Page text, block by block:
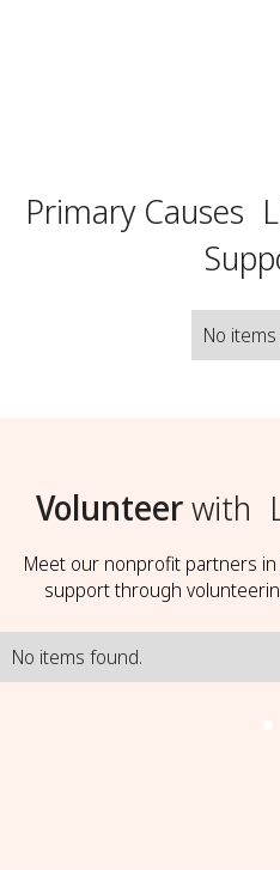
Primary Causes
No
Volunteerwith
Meet our nonprofit partners
support through
No items found.